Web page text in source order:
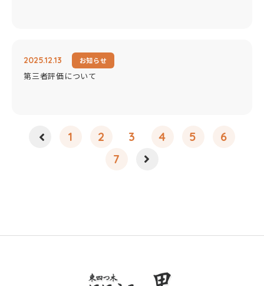
2025.12.13 お知らせ
第三者評価について
1 2 3 4 5
6
7